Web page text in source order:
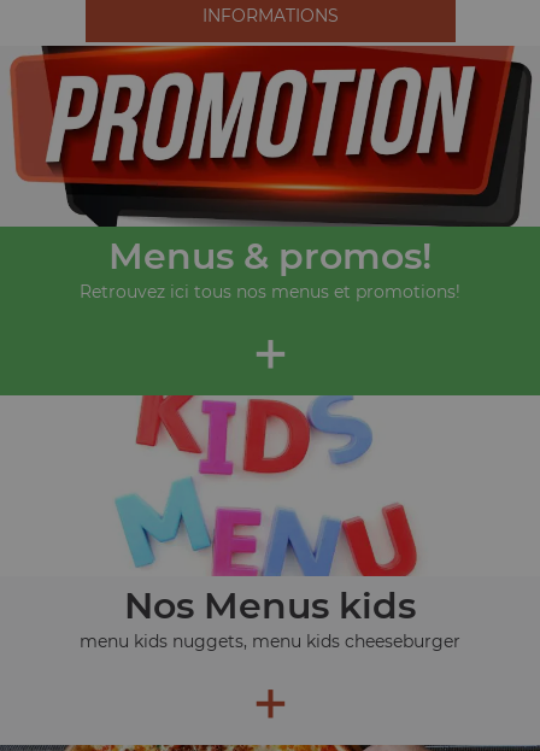
INFORMATIONS
Menus & promos!
Retrouvez ici tous nos menus et promotions!
+
Nos Menus kids
menu kids nuggets, menu kids cheeseburger
+